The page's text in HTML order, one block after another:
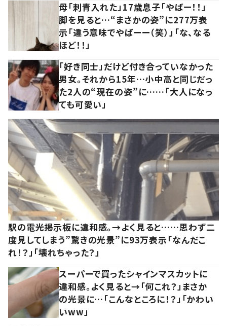
母「刺青入れた」17歳息子「やばー！！」
脚を見ると…“まさかの姿”に277万表
示「違う意味でやばーー（笑）」「な、なる
ほど！！」
「好き同士」だけど付き合っていなかった
男女。それから15年…小中高と同じだっ
た2人の“現在の姿”に……「大人になっ
ても可愛い」
駅の電光掲示板に違和感。→よく見ると……思わず二
度見してしまう”驚きの光景”に93万表示「なんだこ
れ！？」「壊れちゃった？」
スーパーで買ったシャインマスカットに
違和感。よく見ると→「何これ？」まさか
の光景に…「こんなところに！？」「かわい
いww」